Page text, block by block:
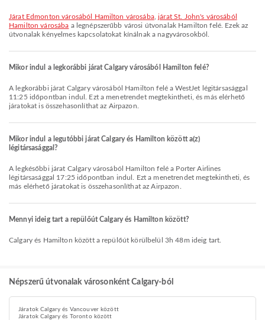
járat Edmonton városából Hamilton városába,járat St. John's városából
Hamilton városába a legnépszerűbb városi útvonalak Hamilton felé. Ezek az
útvonalak kényelmes kapcsolatokat kínálnak a nagyvárosokból.
Mikor indul a legkorábbi járat Calgary városából Hamilton felé?
A legkorábbi járat Calgary városából Hamilton felé a WestJet légitársasággal
11:25 időpontban indul. Ezt a menetrendet megtekintheti, és más elérhető
járatokat is összehasonlíthat az Airpazon.
Mikor indul a legutóbbi járat Calgary és Hamilton között a(z)
légitársasággal?
A legkésőbbi járat Calgary városából Hamilton felé a Porter Airlines
légitársasággal 17:25 időpontban indul. Ezt a menetrendet megtekintheti, és
más elérhető járatokat is összehasonlíthat az Airpazon.
Mennyi ideig tart a repülőút Calgary és Hamilton között?
Calgary és Hamilton között a repülőút körülbelül 3h 48m ideig tart.
Népszerű útvonalak városonként Calgary-ból
Járatok Calgary és Vancouver között
Járatok Calgary és Toronto között